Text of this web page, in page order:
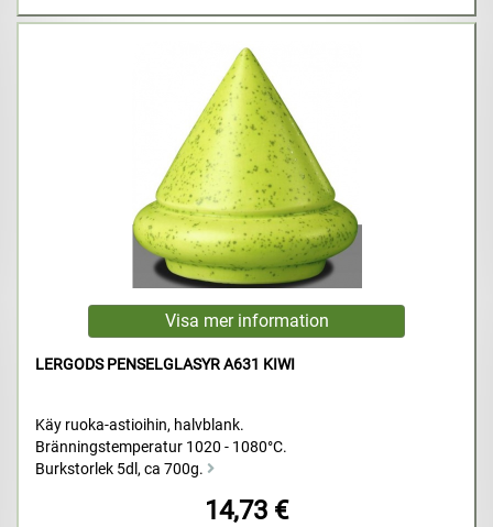
LERGODS PENSELGLASYR A631 KIWI
Käy ruoka-astioihin, halvblank.
Bränningstemperatur 1020 - 1080°C.
Burkstorlek 5dl, ca 700g.
14,73 €